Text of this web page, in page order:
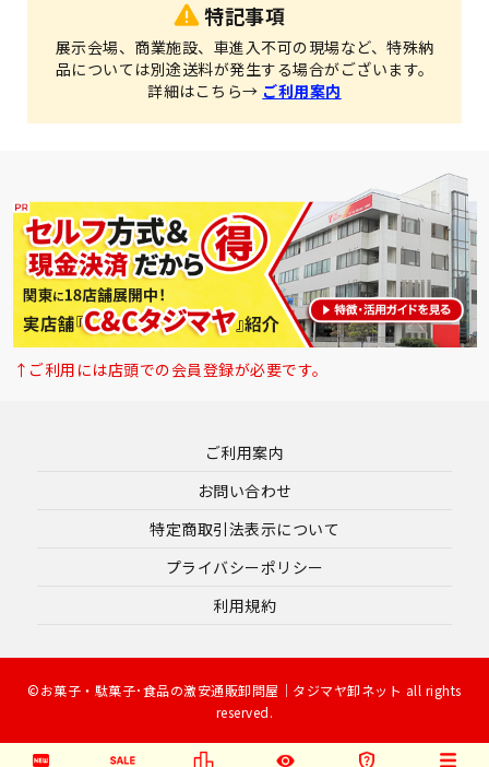
特記事項
展示会場、商業施設、車進入不可の現場など、特殊納
品については別途送料が発生する場合がございます。
詳細はこちら→ ご利用案内
↑ご利用には店頭での会員登録が必要です。
ご利用案内
お問い合わせ
特定商取引法表示について
プライバシーポリシー
利用規約
©お菓子・駄菓子･食品の激安通販卸問屋｜タジマヤ卸ネット all rights
reserved.